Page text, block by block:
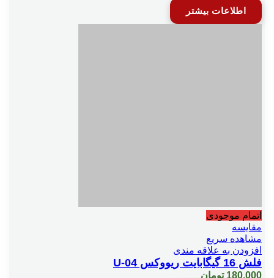
اطلاعات بیشتر
اتمام موجودی
مقایسه
مشاهده سریع
افزودن به علاقه مندی
فلش 16 گیگابایت ریووکس U-04
180,000 تومان